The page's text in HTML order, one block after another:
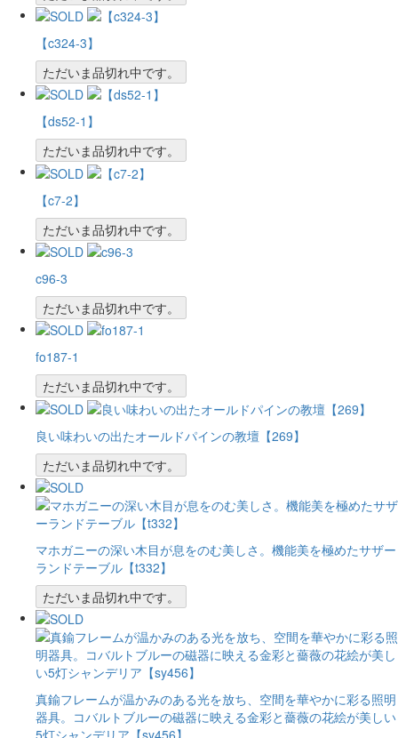
【c324-3】
ただいま品切れ中です。
【ds52-1】
ただいま品切れ中です。
【c7-2】
ただいま品切れ中です。
c96-3
ただいま品切れ中です。
fo187-1
ただいま品切れ中です。
良い味わいの出たオールドパインの教壇【269】
ただいま品切れ中です。
マホガニーの深い木目が息をのむ美しさ。機能美を極めたサザー
ランドテーブル【t332】
ただいま品切れ中です。
真鍮フレームが温かみのある光を放ち、空間を華やかに彩る照明
器具。コバルトブルーの磁器に映える金彩と薔薇の花絵が美しい